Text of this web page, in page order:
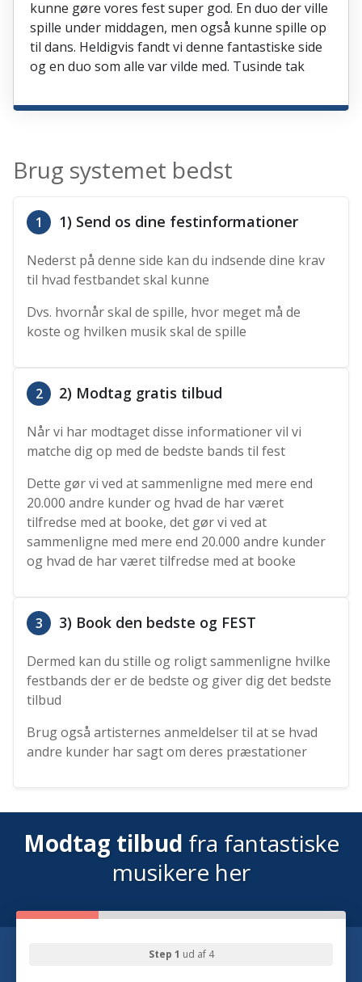
kunne gøre vores fest super god. En duo der ville
spille under middagen, men også kunne spille op
til dans. Heldigvis fandt vi denne fantastiske side
og en duo som alle var vilde med. Tusinde tak
Brug systemet bedst
1 1) Send os dine festinformationer
Nederst på denne side kan du indsende dine krav
til hvad festbandet skal kunne
Dvs. hvornår skal de spille, hvor meget må de
koste og hvilken musik skal de spille
2 2) Modtag gratis tilbud
Når vi har modtaget disse informationer vil vi
matche dig op med de bedste bands til fest
Dette gør vi ved at sammenligne med mere end
20.000 andre kunder og hvad de har været
tilfredse med at booke, det gør vi ved at
sammenligne med mere end 20.000 andre kunder
og hvad de har været tilfredse med at booke
3 3) Book den bedste og FEST
Dermed kan du stille og roligt sammenligne hvilke
festbands der er de bedste og giver dig det bedste
tilbud
Brug også artisternes anmeldelser til at se hvad
andre kunder har sagt om deres præstationer
Modtag tilbud fra fantastiske
musikere her
Step 1 ud af 4